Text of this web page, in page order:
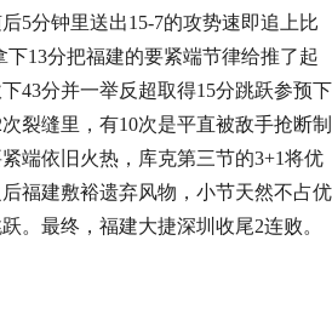
5分钟里送出15-7的攻势速即追上比
13分把福建的要紧端节律给推了起
43分并一举反超取得15分跳跃参预下
裂缝里，有10次是平直被敌手抢断制
端依旧火热，库克第三节的3+1将优
福建敷裕遗弃风物，小节天然不占优
。最终，福建大捷深圳收尾2连败。